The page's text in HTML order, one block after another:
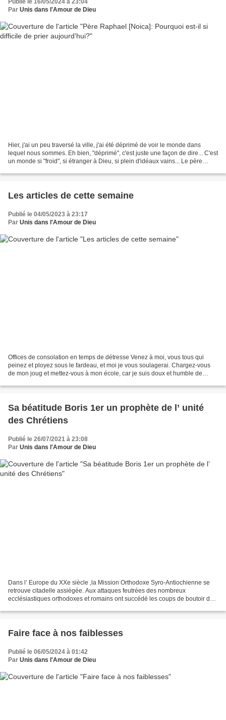
Publié le 16/05/2024 à 23:04
Par Unis dans l'Amour de Dieu
Hier, j'ai un peu traversé la ville, j'ai été déprimé de voir le monde dans
lequel nous sommes. Eh bien, "déprimé", c'est juste une façon de dire... C'est
un monde si "froid", si étranger à Dieu, si plein d'idéaux vains... Le père
Les articles de cette semaine
Publié le 04/05/2023 à 23:17
Par Unis dans l'Amour de Dieu
Offices de consolation en temps de détresse Venez à moi, vous tous qui
peinez et ployez sous le fardeau, et moi je vous soulagerai. Chargez-vous
de mon joug et mettez-vous à mon école, car je suis doux et humble de
Sa béatitude Boris 1er un prophète de l’ unité
des Chrétiens
Publié le 26/07/2021 à 23:08
Par Unis dans l'Amour de Dieu
Dans l’ Europe du XXe siècle ,la Mission Orthodoxe Syro-Antiochienne se
retrouve citadelle assiégée. Aux attaques feutrées des nombreux
ecclésiastiques orthodoxes et romains ont succédé les coups de boutoir de
Faire face à nos faiblesses
Publié le 06/05/2024 à 01:42
Par Unis dans l'Amour de Dieu